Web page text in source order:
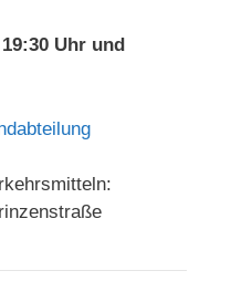
Uhr und